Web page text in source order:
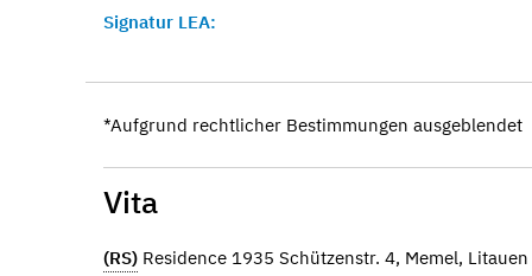
Signatur LEA:
*Aufgrund rechtlicher Bestimmungen ausgeblendet
Vita
(RS) Residence 1935 Schützenstr. 4, Memel, Litauen